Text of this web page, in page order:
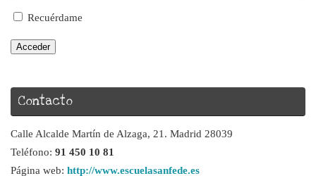
Recuérdame
Acceder
Contacto
Calle Alcalde Martín de Alzaga, 21. Madrid 28039
Teléfono: 91 450 10 81
Página web: http://www.escuelasanfede.es